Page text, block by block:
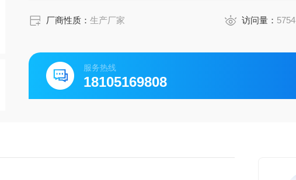
厂商性质：生产厂家 访问量： 5754
服务热线
18105169808